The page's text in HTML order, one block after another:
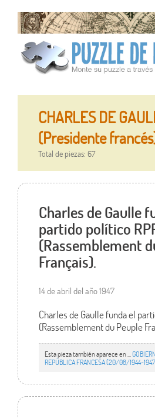
CHARLES DE
(Presidente
Total de piezas: 67
Charles de Gaulle
partido político
(Rassemblement
Français).
14 de abril del año 1947
Charles de Gaulle funda el
(Rassemblement du Peuple
Esta pieza también aparece en ...
REPÚBLICA FRANCESA (20/08/1944-